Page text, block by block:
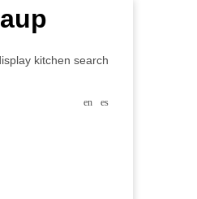
en es
kitchen search